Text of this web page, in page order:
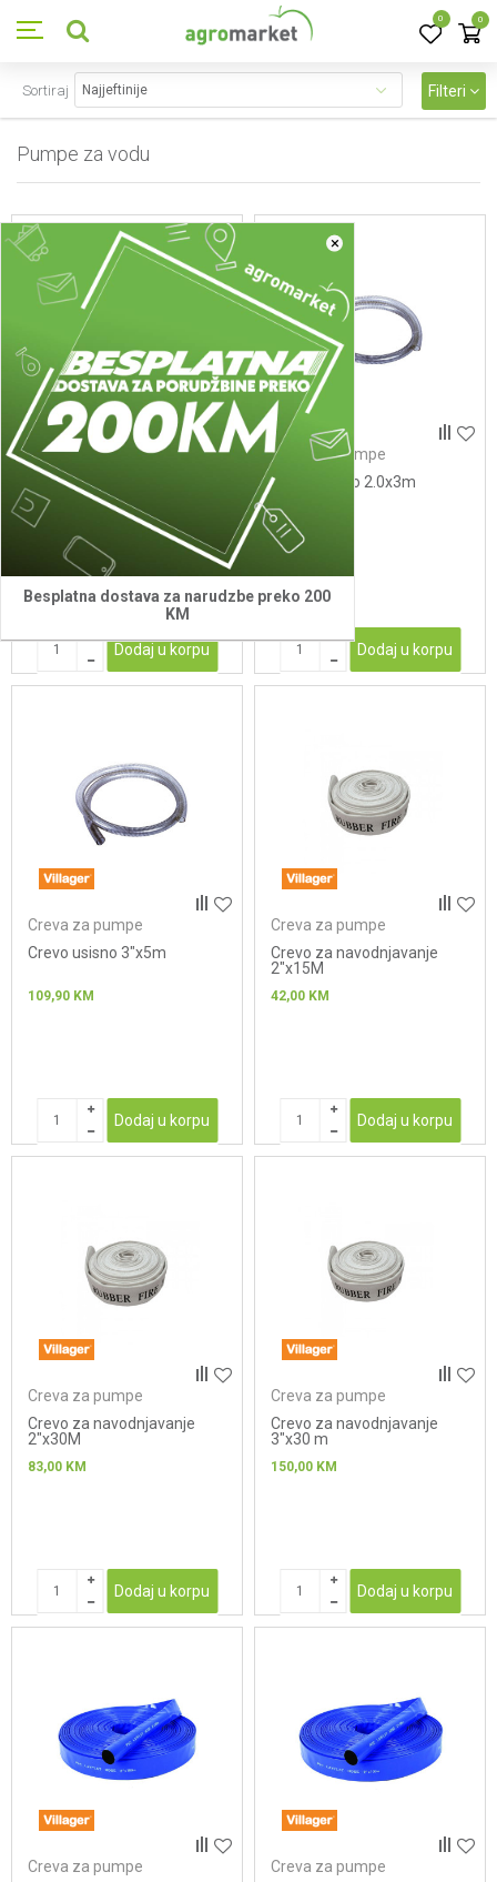
0 0
×
Besplatna dostava za narudzbe preko 200
KM
Pumpe za vodu
Sortiraj Filteri
Creva za pumpe
Crevo usisno 2.0" x 5m
51,00
Dodaj u korpu
Creva za pumpe
Crevo usisno 2.0x3m
32,00
Dodaj u korpu
Creva za pumpe
Crevo usisno 3"x5m
109,90 KM
Dodaj u korpu
Creva za pumpe
Crevo za navodnjavanje
2"x15M
42,00 KM
Dodaj u korpu
Creva za pumpe
Crevo za navodnjavanje
2"x30M
83,00 KM
Dodaj u korpu
Creva za pumpe
Crevo za navodnjavanje
3"x30 m
150,00 KM
Dodaj u korpu
Creva za pumpe
Creva za pumpe